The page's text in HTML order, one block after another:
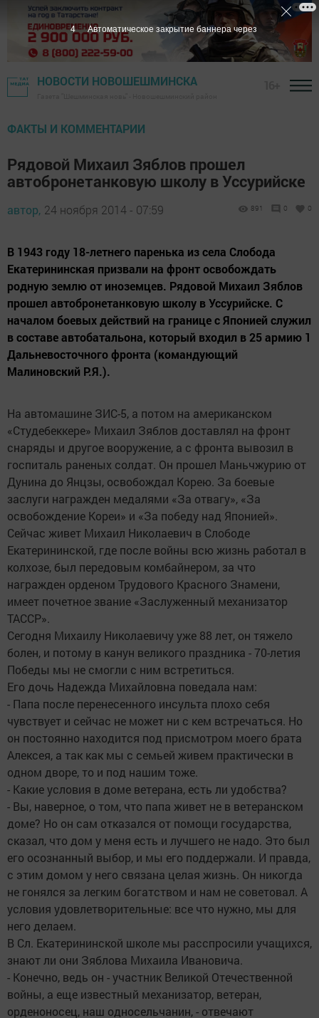
НОВОСТИ НОВОШЕШМИНСКА
ФАКТЫ И КОММЕНТАРИИ
Рядовой Михаил Зяблов прошел
автобронетанковую школу в Уссурийске
автор, 24 ноября 2014 - 07:59 891 0 0
В 1943 году 18-летнего паренька из села Слобода
Екатерининская призвали на фронт освобождать
родную землю от иноземцев. Рядовой Михаил Зяблов
прошел автобронетанковую школу в Уссурийске. С
началом боевых действий на границе с Японией служил
в составе автобатальона, который входил в 25 армию 1
Дальневосточного фронта (командующий
Малиновский Р.Я.).
На автомашине ЗИС-5, а потом на американском
«Студебеккере» Михаил Зяблов доставлял на фронт
снаряды и другое вооружение, а с фронта вывозил в
госпиталь раненых солдат. Он прошел Маньчжурию от
Дунина до Янцзы, освобождал Корею. За боевые
заслуги награжден медалями «За отвагу», «За
освобождение Кореи» и «За победу над Японией».
Сейчас живет Михаил Николаевич в Слободе
Екатерининской, где после войны всю жизнь работал в
колхозе, был передовым комбайнером, за что
награжден орденом Трудового Красного Знамени,
имеет почетное звание «Заслуженный механизатор
ТАССР».
Сегодня Михаилу Николаевичу уже 88 лет, он тяжело
болен, и потому в канун великого праздника - 70-летия
Победы мы не смогли с ним встретиться.
Его дочь Надежда Михайловна поведала нам:
- Папа после перенесенного инсульта плохо себя
чувствует и сейчас не может ни с кем встречаться. Но
он постоянно находится под присмотром моего брата
Алексея, а так как мы с семьей живем практически в
одном дворе, то и под нашим тоже.
- Какие условия в доме ветерана, есть ли удобства?
- Вы, наверное, о том, что папа живет не в ветеранском
доме? Но он сам отказался от помощи государства,
сказал, что дом у меня есть и лучшего не надо. Это был
его осознанный выбор, и мы его поддержали. И правда,
с этим домом у него связана целая жизнь. Он никогда
не гонялся за легким богатством и нам не советовал. А
условия удовлетворительные: все что нужно, мы для
него делаем.
В Сл. Екатерининской школе мы расспросили учащихся,
знают ли они Зяблова Михаила Ивановича.
- Конечно, ведь он - участник Великой Отечественной
войны, а еще известный механизатор, ветеран,
орденоносец, наш односельчанин, - отвечают
3 Автоматическое закрытие баннера через